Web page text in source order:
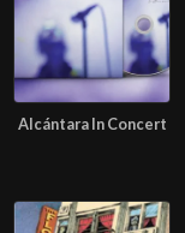
Alcántara In Concert